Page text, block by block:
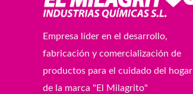
Empresa líder en el desarrollo,
fabricación y comercialización de
productos para el cuidado del hogar
de la marca "El Milagrito"